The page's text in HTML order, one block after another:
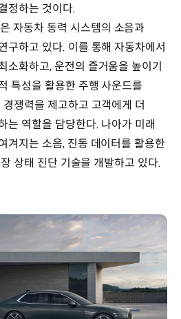
정하는 것이다.
자동차 동력 시스템의 소음과
구하고 있다. 이를 통해 자동차에서
소화하고, 운전의 즐거움을 높이기
특성을 활용한 주행 사운드를
쟁력을 제고하고 고객에게 더
는 역할을 담당한다. 나아가 미래
겨지는 소음, 진동 데이터를 활용한
상태 진단 기술을 개발하고 있다.